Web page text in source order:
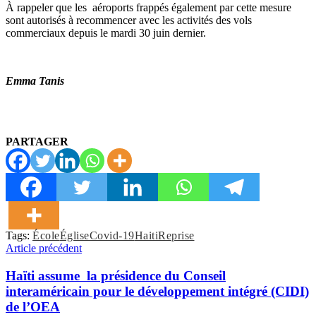
À rappeler que les aéroports frappés également par cette mesure
sont autorisés à recommencer avec les activités des vols
commerciaux depuis le mardi 30 juin dernier.
Emma Tanis
PARTAGER
Tags: ÉcoleÉgliseCovid-19HaitiReprise
Article précédent
Haïti assume la présidence du Conseil
interaméricain pour le développement intégré (CIDI)
de l’OEA